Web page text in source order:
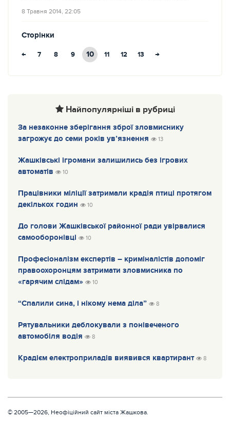
8 Травня 2014, 22:05
Сторінки
← 7 8 9 10 11 12 13 →
Найпопулярніші в рубриці
За незаконне зберігання зброї зловмиснику
загрожує до семи років ув’язнення
13
Жашківські ігромани залишились без ігрових
автоматів
10
Працівники міліції затримали крадія птиці протягом
декількох годин
10
До голови Жашківської районної ради увірвалися
самооборонівці
10
Професіоналізм експертів – криміналістів допоміг
правоохоронцям затримати зловмисника по
«гарячим слідам»
10
“Спалили сина, і нікому нема діла” 8
Рятувальники деблокували з понівеченого
автомобіля водія
8
Крадієм електроприладів виявився квартирант 8
© 2005—2026, Неофіційний сайт міста Жашкова.